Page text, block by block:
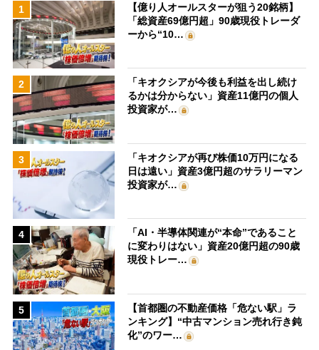
1
【億り人オールスターが狙う20銘柄】
「総資産69億円超」90歳現役トレーダ
ーから“10…
2
「キオクシアが今後も利益を出し続け
るかは分からない」資産11億円の個人
投資家が…
3
「キオクシアが再び株価10万円になる
日は遠い」資産3億円超のサラリーマン
投資家が…
4
「AI・半導体関連が“本命”であること
に変わりはない」資産20億円超の90歳
現役トレー…
5
【首都圏の不動産価格「危ない駅」ラ
ンキング】“中古マンション売れ行き鈍
化”のワー…